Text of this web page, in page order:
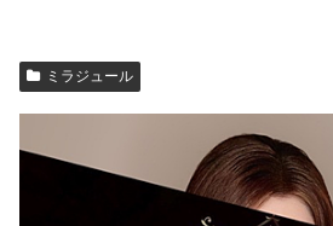
ミラジュール